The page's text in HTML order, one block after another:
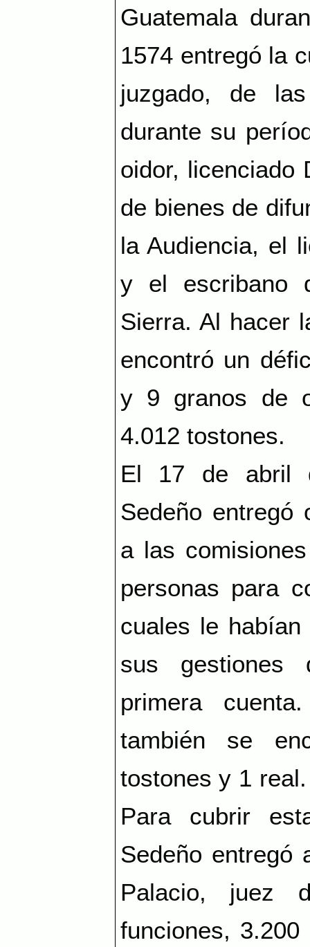
Guatemala
1574 entregó la
juzgado, de
durante su
oidor, licenciado
de bienes de
la Audiencia, el
y el escribano
Sierra. Al hacer
encontró un
y 9 granos de
4.012 tostones.
El 17 de abril
Sedeño entregó
a las
personas para
cuales le
sus gestiones
primera
también se
tostones y 1 real.
Para cubrir
Sedeño entregó
Palacio, juez
funciones,